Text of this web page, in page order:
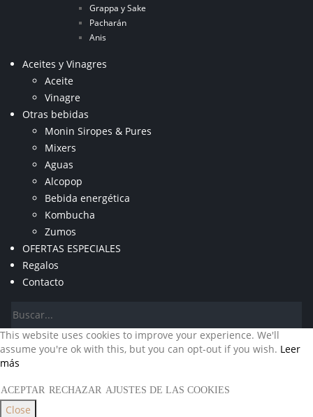
Grappa y Sake
Pacharán
Anis
Aceites y Vinagres
Aceite
Vinagre
Otras bebidas
Monin Siropes & Pures
Mixers
Aguas
Alcopop
Bebida energética
Kombucha
Zumos
OFERTAS ESPECIALES
Regalos
Contacto
This website uses cookies to improve your experience. We'll
assume you're ok with this, but you can opt-out if you wish. Leer
más
ACEPTAR RECHAZAR AJUSTES DE LAS COOKIES
Close